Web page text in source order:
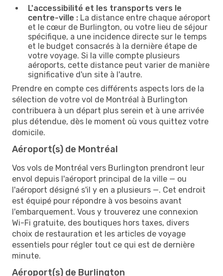
L'accessibilité et les transports vers le
centre-ville : La distance entre chaque aéroport
et le cœur de Burlington, ou votre lieu de séjour
spécifique, a une incidence directe sur le temps
et le budget consacrés à la dernière étape de
votre voyage. Si la ville compte plusieurs
aéroports, cette distance peut varier de manière
significative d'un site à l'autre.
Prendre en compte ces différents aspects lors de la
sélection de votre vol de Montréal à Burlington
contribuera à un départ plus serein et à une arrivée
plus détendue, dès le moment où vous quittez votre
domicile.
Aéroport(s) de Montréal
Vos vols de Montréal vers Burlington prendront leur
envol depuis l'aéroport principal de la ville — ou
l'aéroport désigné s'il y en a plusieurs —. Cet endroit
est équipé pour répondre à vos besoins avant
l'embarquement. Vous y trouverez une connexion
Wi-Fi gratuite, des boutiques hors taxes, divers
choix de restauration et les articles de voyage
essentiels pour régler tout ce qui est de dernière
minute.
Aéroport(s) de Burlington